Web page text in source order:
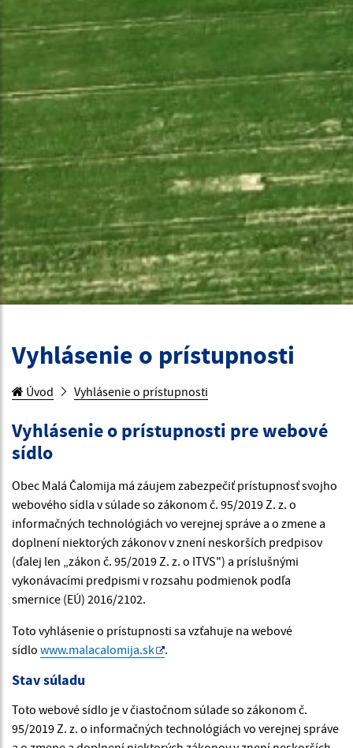
Vyhlásenie o prístupnosti
Úvod Vyhlásenie o prístupnosti
Vyhlásenie o prístupnosti pre webové
sídlo
Obec Malá Čalomija má záujem zabezpečiť prístupnosť svojho
webového sídla v súlade so zákonom č. 95/2019 Z. z. o
informačných technológiách vo verejnej správe a o zmene a
doplnení niektorých zákonov v znení neskorších predpisov
(ďalej len „zákon č. 95/2019 Z. z. o ITVS") a príslušnými
vykonávacími predpismi v rozsahu podmienok podľa
smernice (EÚ) 2016/2102.
Toto vyhlásenie o prístupnosti sa vzťahuje na webové
sídlo www.malacalomija.sk .
Stav súladu
Toto webové sídlo je v čiastočnom súlade so zákonom č.
95/2019 Z. z. o informačných technológiách vo verejnej správe